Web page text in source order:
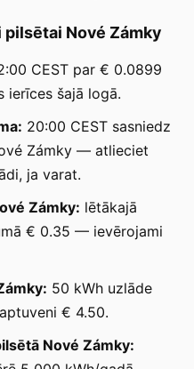
Nové Zámky
CEST par € 0.0899
šajā logā.
20:00 CEST sasniedz
Zámky — atlieciet
ja varat.
Zámky: lētākajā
€ 0.35 — ievērojami
50 kWh uzlāde
€ 4.50.
Nové Zámky: